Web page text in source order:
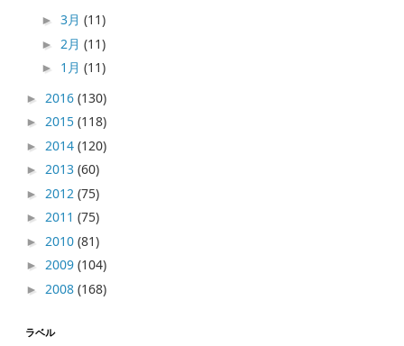
►3月(11)
► 2月(11)
► 1月(11)
► 2016(130)
► 2015(118)
► 2014(120)
► 2013(60)
► 2012(75)
► 2011(75)
► 2010(81)
► 2009(104)
► 2008(168)
ラベル